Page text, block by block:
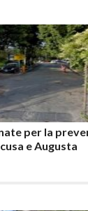
per la
e Augusta